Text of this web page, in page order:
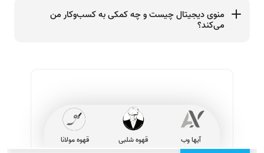
منوی دیجیتال چیست و چه کمکی به کسب‌وکار من
می‌کند؟
آیها وب قهوه شلبی قهوه مولانا